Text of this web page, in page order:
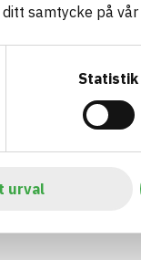
samtycke på
Statistik
urval